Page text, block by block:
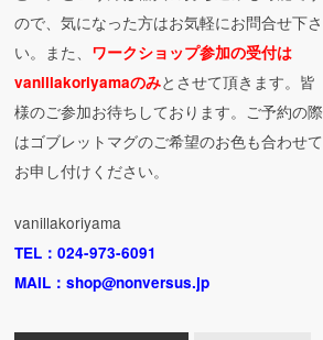
ので、気になった方はお気軽にお問合せ下さ
い。また、 ワークショップ参加の受付は
vanillakoriyamaのみとさせて頂きます。皆
様のご参加お待ちしております。ご予約の際
はゴブレットマグのご希望のお色も合わせて
お申し付けください。
vanillakoriyama
TEL：024-973-6091
MAIL：shop@nonversus.jp